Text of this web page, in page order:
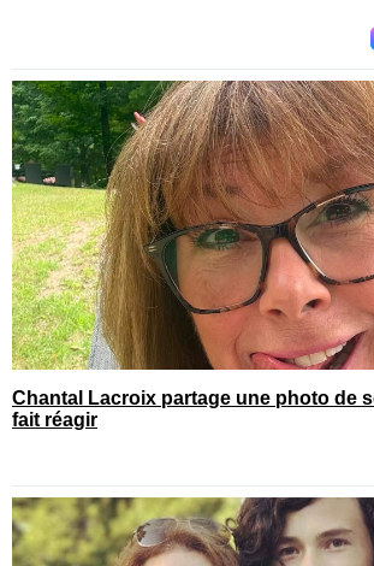
Chantal Lacroix partage une photo de
fait réagir